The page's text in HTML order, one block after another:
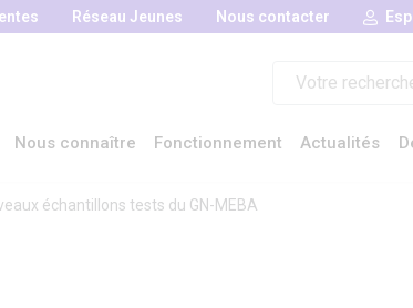
Réseau Jeunes Nous contacter
Nous connaître Fonctionnement Actualités
échantillons tests du GN-MEBA